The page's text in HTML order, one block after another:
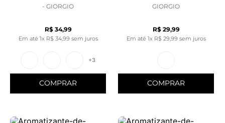
- GIORGIO
R$ 34,99
Em até 1x R$ 34,99 sem juros
+3
COMPRAR
GIORGIO
R$ 29,99
Em até 1x R$ 29 99 sem juros
COMPRAR